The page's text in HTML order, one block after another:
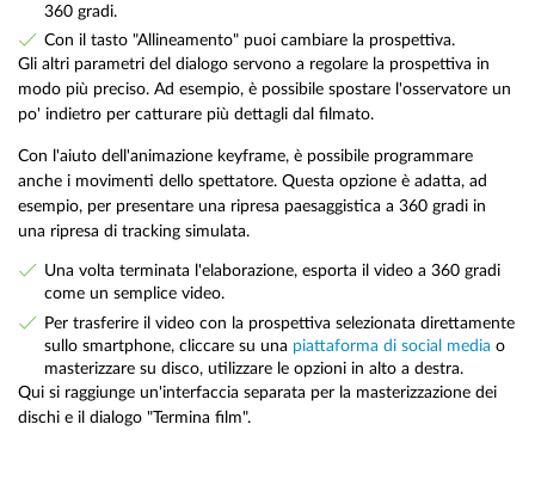
360 gradi.
Con il tasto "Allineamento" puoi cambiare la prospettiva.
Gli altri parametri del dialogo servono a regolare la prospettiva in
modo più preciso. Ad esempio, è possibile spostare l'osservatore un
po' indietro per catturare più dettagli dal filmato.
Con l'aiuto dell'animazione keyframe, è possibile programmare
anche i movimenti dello spettatore. Questa opzione è adatta, ad
esempio, per presentare una ripresa paesaggistica a 360 gradi in
una ripresa di tracking simulata.
Una volta terminata l'elaborazione, esporta il video a 360 gradi
come un semplice video.
Per trasferire il video con la prospettiva selezionata direttamente
sullo smartphone, cliccare su una piattaforma di social media o
masterizzare su disco, utilizzare le opzioni in alto a destra.
Qui si raggiunge un'interfaccia separata per la masterizzazione dei
dischi e il dialogo "Termina film".